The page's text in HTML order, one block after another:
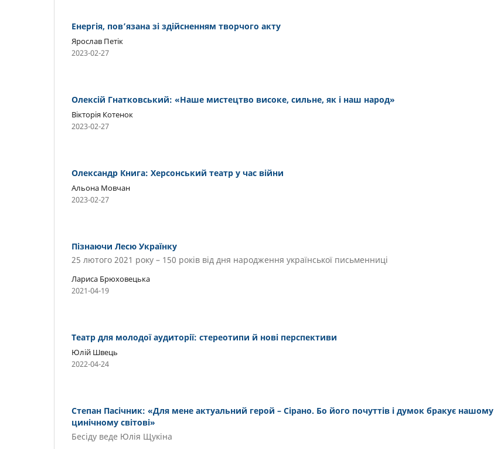
Енергія, пов’язана зі здійсненням творчого акту
Ярослав Петік
2023-02-27
Олексій Гнатковський: «Наше мистецтво високе, сильне, як і наш народ»
Вікторія Котенок
2023-02-27
Олександр Книга: Херсонський театр у час війни
Альона Мовчан
2023-02-27
Пізнаючи Лесю Українку
25 лютого 2021 року – 150 років від дня народження української письменниці
Лариса Брюховецька
2021-04-19
Театр для молодої аудиторії: стереотипи й нові перспективи
Юлій Швець
2022-04-24
Степан Пасічник: «Для мене актуальний герой – Сірано. Бо його почуттів і думок бракує нашому
цинічному світові»
Бесіду веде Юлія Щукіна